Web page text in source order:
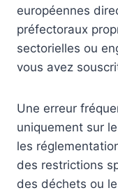
européennes
préfectoraux
sectorielles ou
vous avez
Une erreur
uniquement sur
les
des restrictions
des déchets ou